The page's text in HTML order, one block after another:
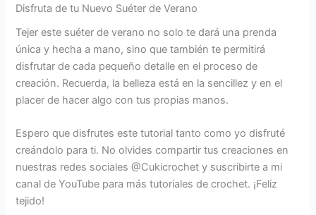
Disfruta de tu Nuevo Suéter de Verano
Tejer este suéter de verano no solo te dará una prenda
única y hecha a mano, sino que también te permitirá
disfrutar de cada pequeño detalle en el proceso de
creación. Recuerda, la belleza está en la sencillez y en el
placer de hacer algo con tus propias manos.
Espero que disfrutes este tutorial tanto como yo disfruté
creándolo para ti. No olvides compartir tus creaciones en
nuestras redes sociales @Cukicrochet y suscribirte a mi
canal de YouTube para más tutoriales de crochet. ¡Feliz
tejido!